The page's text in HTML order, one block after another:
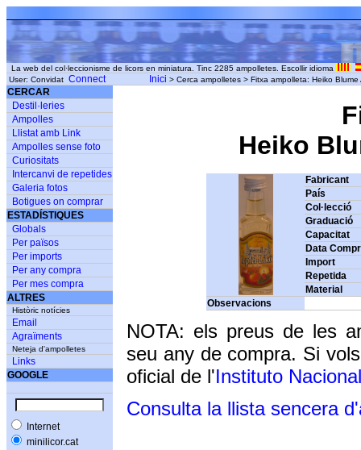
La web del col·leccionisme de licors en miniatura. Tinc 2285 ampolletes. Escollir idioma
User: Convidat Connect Inici > Cerca ampolletes > Fitxa ampolleta: Heiko
CERCAR
Destil·leries
Ampolles
Llistat amb Link
Ampolles sense foto
Curiositats
Intercanvi de repetides
Galeria fotos
Botigues on comprar
ESTADÍSTIQUES
Globals
Per països
Per imports
Per any compra
Per mes compra
ALTRES
Històric notícies
Email
Agraïments
Neteja d'ampolletes
Links
GOOGLE
Internet
minilicor.cat
Heiko
Fabricant
País
Col·lecció
Graduació
Capacitat
Data
Import
Repetida
Material
Observacions
NOTA: els preus de les
seu any de compra. Si
oficial de l'Instituto
Consulta la llista sencera